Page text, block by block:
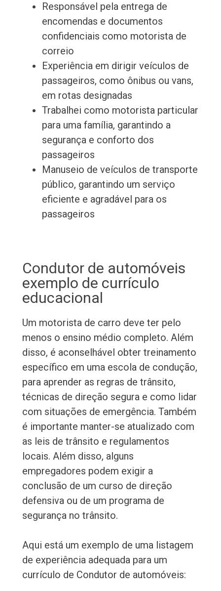
Responsável pela entrega de
encomendas e documentos
confidenciais como motorista de
correio
Experiência em dirigir veículos de
passageiros, como ônibus ou vans,
em rotas designadas
Trabalhei como motorista particular
para uma família, garantindo a
segurança e conforto dos
passageiros
Manuseio de veículos de transporte
público, garantindo um serviço
eficiente e agradável para os
passageiros
Condutor de automóveis
exemplo de currículo
educacional
Um motorista de carro deve ter pelo
menos o ensino médio completo. Além
disso, é aconselhável obter treinamento
específico em uma escola de condução,
para aprender as regras de trânsito,
técnicas de direção segura e como lidar
com situações de emergência. Também
é importante manter-se atualizado com
as leis de trânsito e regulamentos
locais. Além disso, alguns
empregadores podem exigir a
conclusão de um curso de direção
defensiva ou de um programa de
segurança no trânsito.
Aqui está um exemplo de uma listagem
de experiência adequada para um
currículo de Condutor de automóveis: